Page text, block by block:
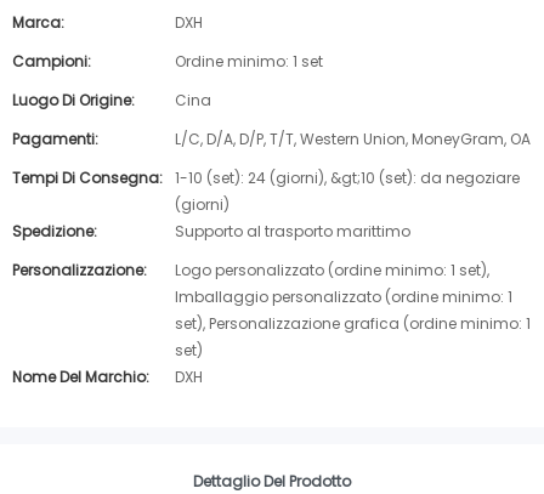
Marca:
DXH
Campioni:
Ordine minimo: 1 set
Luogo Di Origine:
Cina
Pagamenti:
L/C, D/A, D/P, T/T, Western Union, MoneyGram, OA
Tempi Di Consegna: 1-10 (set): 24 (giorni), &gt;10 (set): da negoziare
(giorni)
Spedizione:
Supporto al trasporto marittimo
Personalizzazione:
Logo personalizzato (ordine minimo: 1 set),
Imballaggio personalizzato (ordine minimo: 1
set), Personalizzazione grafica (ordine minimo: 1
set)
Nome Del Marchio:
DXH
Dettaglio Del Prodotto